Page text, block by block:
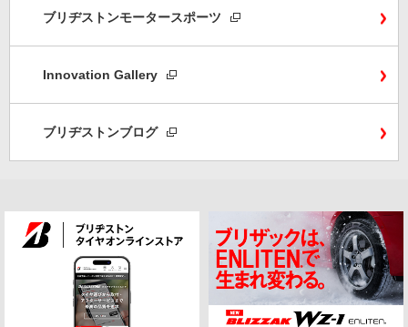
ブリヂストンモータースポーツ
Innovation Gallery
ブリヂストンブログ